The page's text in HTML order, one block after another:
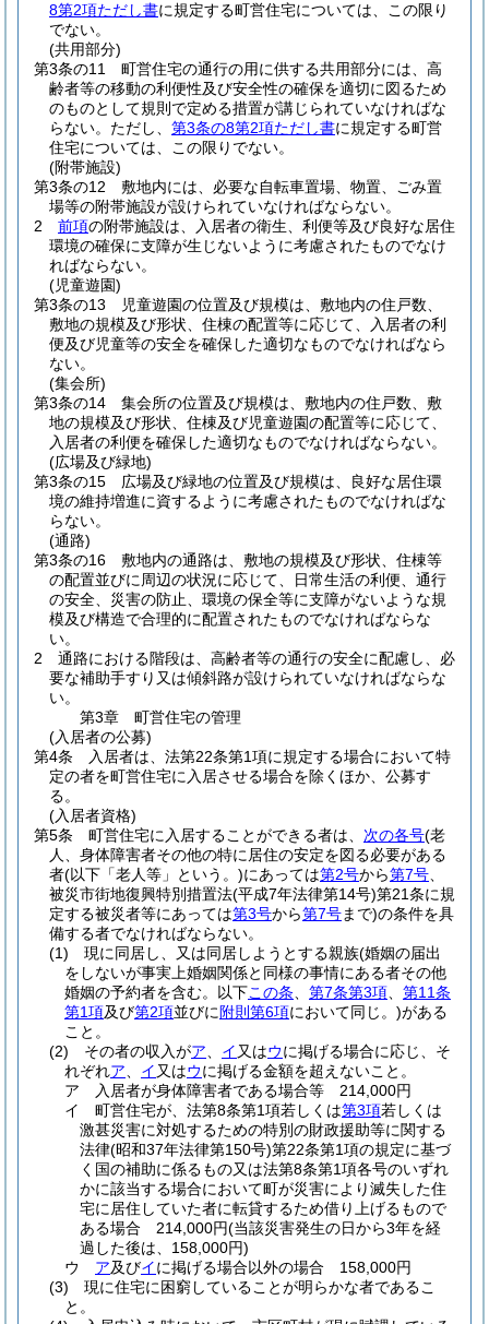
8第2項ただし書に規定する町営住宅については、この限り
でない。
(共用部分)
第3条の11
町営住宅の通行の用に供する共用部分には、高
齢者等の移動の利便性及び安全性の確保を適切に図るため
のものとして規則で定める措置が講じられていなければな
らない。 ただし、 第3条の8第2項ただし書に規定する町営
住宅については、この限りでない。
(附帯施設)
第3条の12
敷地内には、必要な自転車置場、物置、ごみ置
場等の附帯施設が設けられていなければならない。
2
前項の附帯施設は、入居者の衛生、利便等及び良好な居住
環境の確保に支障が生じないように考慮されたものでなけ
ればならない。
(児童遊園)
第3条の13
児童遊園の位置及び規模は、敷地内の住戸数、
敷地の規模及び形状、住棟の配置等に応じて、入居者の利
便及び児童等の安全を確保した適切なものでなければなら
ない。
(集会所)
第3条の14
集会所の位置及び規模は、敷地内の住戸数、敷
地の規模及び形状、住棟及び児童遊園の配置等に応じて、
入居者の利便を確保した適切なものでなければならない。
(広場及び緑地)
第3条の15
広場及び緑地の位置及び規模は、良好な居住環
境の維持増進に資するように考慮されたものでなければな
らない。
(通路)
第3条の16
敷地内の通路は、敷地の規模及び形状、住棟等
の配置並びに周辺の状況に応じて、日常生活の利便、通行
の安全、災害の防止、環境の保全等に支障がないような規
模及び構造で合理的に配置されたものでなければならな
い。
2
通路における階段は、高齢者等の通行の安全に配慮し、必
要な補助手すり又は傾斜路が設けられていなければならな
い。
第3章
町営住宅の管理
(入居者の公募)
第4条
入居者は、法第22条第1項に規定する場合において特
定の者を町営住宅に入居させる場合を除くほか、公募す
る。
(入居者資格)
第5条
町営住宅に入居することができる者は、 次の各号(老
人、身体障害者その他の特に居住の安定を図る必要がある
者(以下「老人等」という。)にあっては第2号から第7号
被災市街地復興特別措置法(平成7年法律第14号)第21条に規
定する被災者等にあっては第3号から第7号まで)の条件を具
備する者でなければならない。
(1)
現に同居し、又は同居しようとする親族(婚姻の届出
をしないが事実上婚姻関係と同様の事情にある者その他
婚姻の予約者を含む。以下この条 第7条第3項
第11条
第1項及び第2項並びに 附則第6項において同じ。)がある
こと。
(2)
その者の収入がア イ 又はウに掲げる場合に応じ、そ
れぞれア イ 又はウに掲げる金額を超えないこと。
ア
入居者が身体障害者である場合等 214,000円
イ
町営住宅が、法第8条第1項若しくは第3項若しくは
激甚災害に対処するための特別の財政援助等に関する
法律(昭和37年法律第150号)第22条第1項の規定に基づ
く国の補助に係るもの又は法第8条第1項各号のいずれ
かに該当する場合において町が災害により滅失した住
宅に居住していた者に転貸するため借り上げるもので
ある場合 214,000円(当該災害発生の日から3年を経
過した後は、158,000円)
ウ
ア及びイに掲げる場合以外の場合 158,000円
(3)
現に住宅に困窮していることが明らかな者であるこ
と。